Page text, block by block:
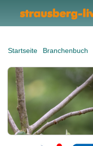
Startseite Branchenbuch